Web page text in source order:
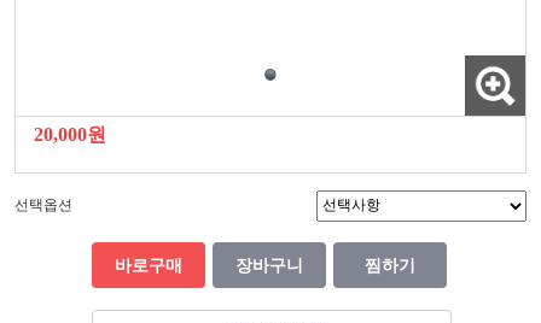
20,000원
선택옵션
바로구매 장바구니 찜하기